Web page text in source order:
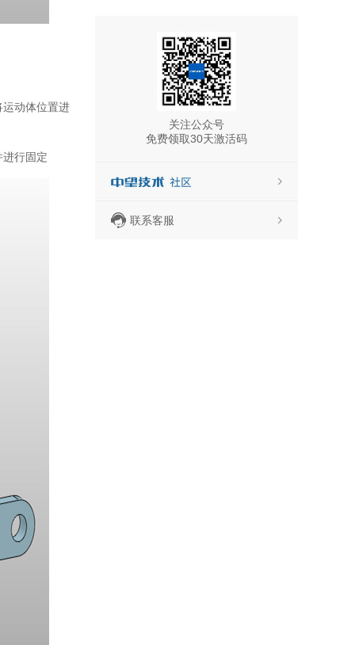
动体位置进
行固定
关注公众号
免费领取30天激活码
联系客服